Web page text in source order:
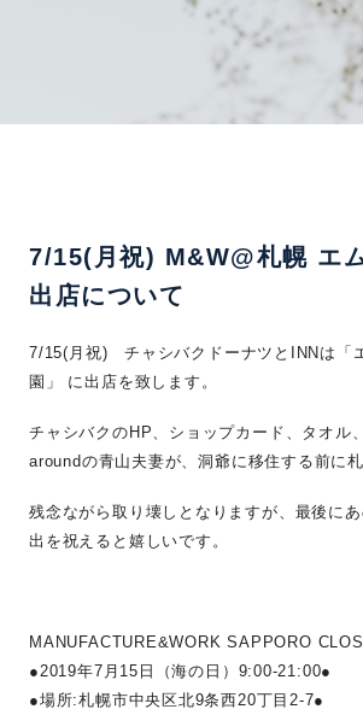
7/15(月祝) M&W@札幌 エ
出店について
7/15(月祝) チャシバクドーナツとINNは「
園」 に出店を致します。
チャシバクのHP、ショップカード、タオル
aroundの青山夫妻が、洞爺に移住する前に
残念ながら取り壊しとなりますが、最後に
出を祝えると嬉しいです。
MANUFACTURE&WORK SAPPORO
●2019年7月15日（海の日）9:00-21:00●
●場所:札幌市中央区北9条西20丁目2-7●